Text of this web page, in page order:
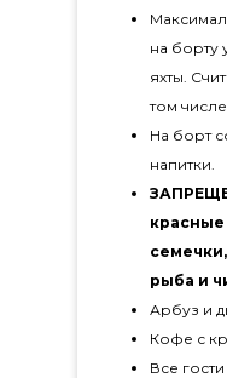
на борту
яхты.
том
На борт
напитки.
красные
рыба и
Арбуз и
Кофе с
Все